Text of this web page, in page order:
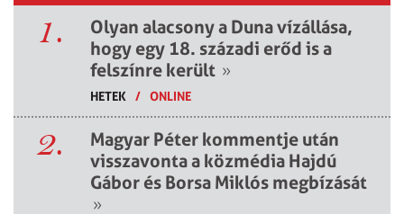
1.
Olyan alacsony a Duna vízállása,
hogy egy 18. századi erőd is a
felszínre került »
HETEK / ONLINE
2.
Magyar Péter kommentje után
visszavonta a közmédia Hajdú
Gábor és Borsa Miklós megbízását
»